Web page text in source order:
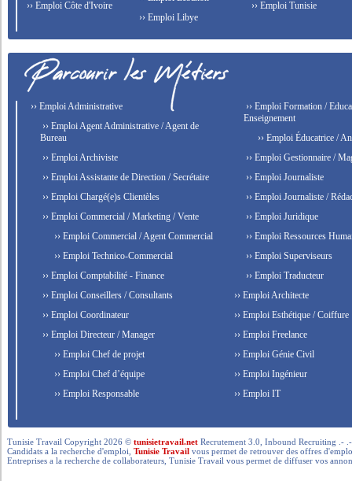
›› Emploi Côte d'Ivoire
›› Emploi Libye
›› Emploi Tunisie
›› Emploi Administrative
›› Emploi Agent Administrative / Agent de
Bureau
›› Emploi Archiviste
›› Emploi Assistante de Direction / Secrétaire
›› Emploi Chargé(e)s Clientèles
›› Emploi Commercial / Marketing / Vente
›› Emploi Commercial / Agent Commercial
›› Emploi Technico-Commercial
›› Emploi Comptabilité - Finance
›› Emploi Conseillers / Consultants
›› Emploi Coordinateur
›› Emploi Directeur / Manager
›› Emploi Chef de projet
›› Emploi Chef d’équipe
›› Emploi Responsable
›› Emploi Formation /
Enseignement
›› Emploi Éducatrice /
›› Emploi Gestionnaire /
›› Emploi Journaliste
›› Emploi Journaliste /
›› Emploi Juridique
›› Emploi Ressources
›› Emploi Superviseurs
›› Emploi Traducteur
›› Emploi Architecte
›› Emploi Esthétique / Coiffure
›› Emploi Freelance
›› Emploi Génie Civil
›› Emploi Ingénieur
›› Emploi IT
Tunisie Travail Copyright 2026 ©tunisietravail.net Recrutement 3.0, Inbound Recruiting .-
Candidats a la recherche d'emploi,Tunisie Travail vous permet de retrouver des offres
Entreprises a la recherche de collaborateurs, Tunisie Travail vous permet de diffuser vos